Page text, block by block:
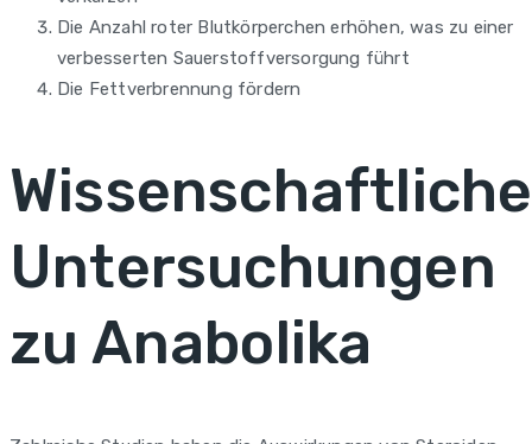
Die Anzahl roter Blutkörperchen erhöhen, was zu einer
verbesserten Sauerstoffversorgung führt
Die Fettverbrennung fördern
Wissenschaftliche
Untersuchungen
zu Anabolika